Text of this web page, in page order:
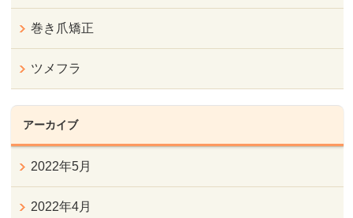
巻き爪矯正
ツメフラ
アーカイブ
2022年5月
2022年4月